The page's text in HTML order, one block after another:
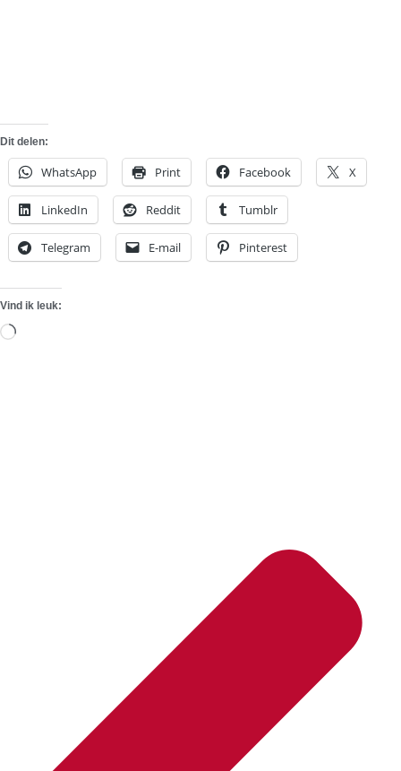
Dit delen:
WhatsApp Print Facebook X
LinkedIn Reddit Tumblr
Telegram E-mail Pinterest
Vind ik leuk:
Aan